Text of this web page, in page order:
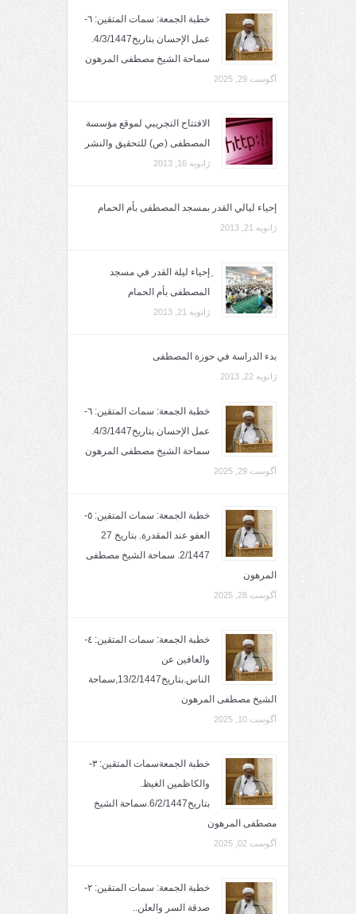
خطبة الجمعة: سمات المتقين: ٦-
عمل الإحسان بتاريخ4/3/1447.
سماحة الشيخ مصطفى المرهون
آگوست 29, 2025
الافتتاح التجريبي لموقع مؤسسة
المصطفى (ص) للتحقيق والنشر
ژانویه 16, 2013
إحياء ليالي القدر بمسجد المصطفى بأم الحمام
ژانویه 21, 2013
ِإحياء ليلة القدر في مسجد
المصطفى بأم الحمام
ژانویه 21, 2013
بدء الدراسة في حوزة المصطفى
ژانویه 22, 2013
خطبة الجمعة: سمات المتقين: ٦-
عمل الإحسان بتاريخ4/3/1447.
سماحة الشيخ مصطفى المرهون
آگوست 29, 2025
خطبة الجمعة: سمات المتقين: ٥-
العفو عند المقدرة. بتاريخ 27
2/1447. سماحة الشيخ مصطفى
المرهون
آگوست 28, 2025
خطبة الجمعة: سمات المتقين: ٤-
والعافين عن
الناس.بتاريخ13/2/1447,سماحة
الشيخ مصطفى المرهون
آگوست 10, 2025
خطبة الجمعةسمات المتقين: ٣-
والكاظمين الغيظ.
بتاريخ6/2/1447.سماحة الشيخ
مصطفى المرهون
آگوست 02, 2025
خطبة الجمعة: سمات المتقين: ٢-
صدقة السر والعلن..